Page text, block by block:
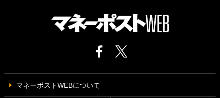
マネーポストWEBについて